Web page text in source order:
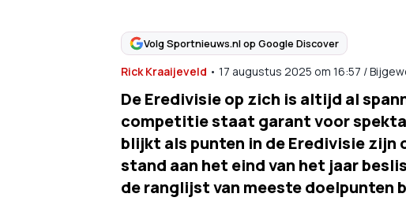
Volg Sportnieuws.nl op Google Discover
Rick Kraaijeveld • 17 augustus 2025 om 16:57 /
De Eredivisie op zich is altijd al
competitie staat garant voor
blijkt als punten in de Eredivisie zijn
stand aan het eind van het jaar
de ranglijst van meeste doelpunten